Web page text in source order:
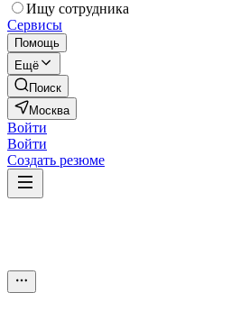
Ищу сотрудника
Сервисы
Помощь
Ещё
Поиск
Москва
Войти
Войти
Создать резюме